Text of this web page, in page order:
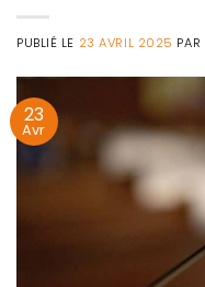
PUBLIÉ LE 23 AVRIL 2025 PAR
23
Avr